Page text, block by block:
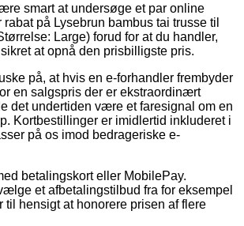
smart at undersøge et par online
på Lysebrun bambus tai trusse til
Large) forud for at du handler,
at opnå den prisbilligste pris.
på, at hvis en e-forhandler frembyder
en salgspris der er ekstraordinært
det undertiden være et faresignal om en
Kortbestillinger er imidlertid inkluderet i
på os imod bedrageriske e-
betalingskort eller MobilePay.
et afbetalingstilbud fra for eksempel
til hensigt at honorere prisen af flere